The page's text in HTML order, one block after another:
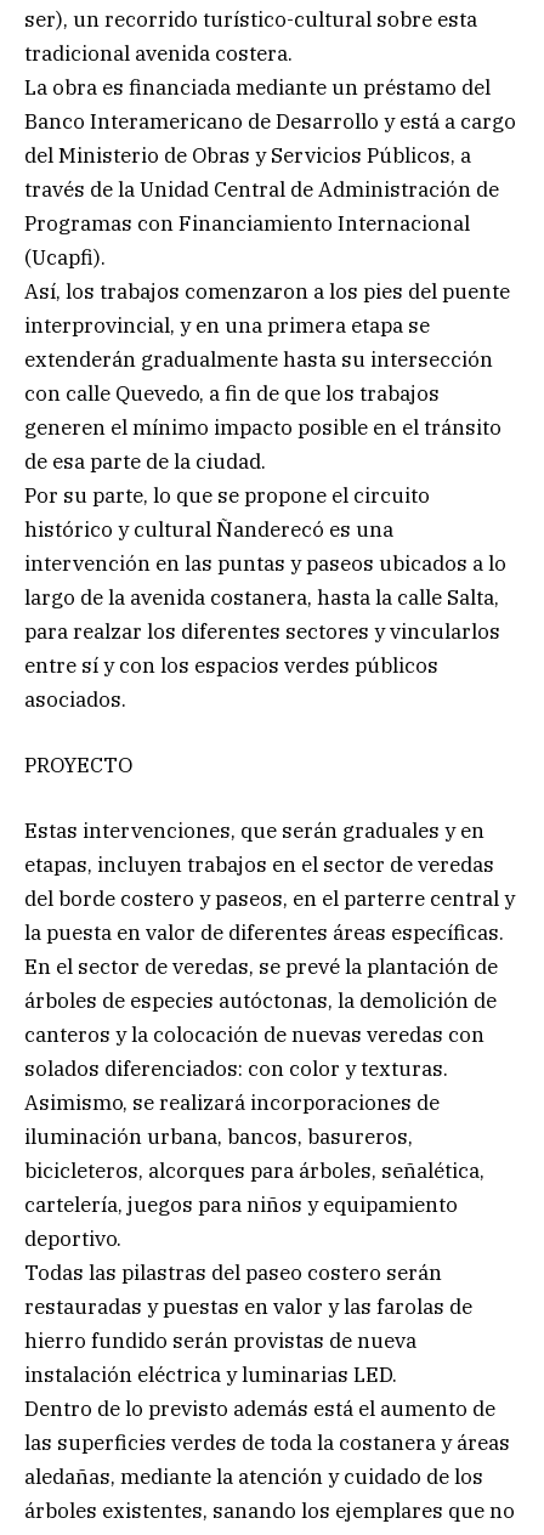
ser), un recorrido turístico-cultural sobre esta
tradicional avenida costera.
La obra es financiada mediante un préstamo del
Banco Interamericano de Desarrollo y está a cargo
del Ministerio de Obras y Servicios Públicos, a
través de la Unidad Central de Administración de
Programas con Financiamiento Internacional
(Ucapfi).
Así, los trabajos comenzaron a los pies del puente
interprovincial, y en una primera etapa se
extenderán gradualmente hasta su intersección
con calle Quevedo, a fin de que los trabajos
generen el mínimo impacto posible en el tránsito
de esa parte de la ciudad.
Por su parte, lo que se propone el circuito
histórico y cultural Ñanderecó es una
intervención en las puntas y paseos ubicados a lo
largo de la avenida costanera, hasta la calle Salta,
para realzar los diferentes sectores y vincularlos
entre sí y con los espacios verdes públicos
asociados.
PROYECTO
Estas intervenciones, que serán graduales y en
etapas, incluyen trabajos en el sector de veredas
del borde costero y paseos, en el parterre central y
la puesta en valor de diferentes áreas específicas.
En el sector de veredas, se prevé la plantación de
árboles de especies autóctonas, la demolición de
canteros y la colocación de nuevas veredas con
solados diferenciados: con color y texturas.
Asimismo, se realizará incorporaciones de
iluminación urbana, bancos, basureros,
bicicleteros, alcorques para árboles, señalética,
cartelería, juegos para niños y equipamiento
deportivo.
Todas las pilastras del paseo costero serán
restauradas y puestas en valor y las farolas de
hierro fundido serán provistas de nueva
instalación eléctrica y luminarias LED.
Dentro de lo previsto además está el aumento de
las superficies verdes de toda la costanera y áreas
aledañas, mediante la atención y cuidado de los
árboles existentes, sanando los ejemplares que no